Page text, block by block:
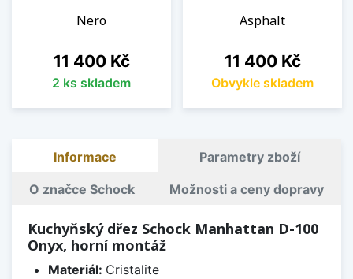
Nero
Cena
11 400 Kč
2 ks skladem
Asphalt
Cena
11 400 Kč
Obvykle skladem
Informace Parametry zboží
O značce Schock Možnosti a ceny dopravy
Kuchyňský dřez Schock Manhattan D-100
Onyx, horní montáž
Materiál: Cristalite